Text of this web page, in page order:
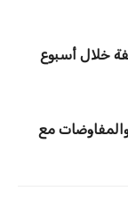
والمفاوضات مع